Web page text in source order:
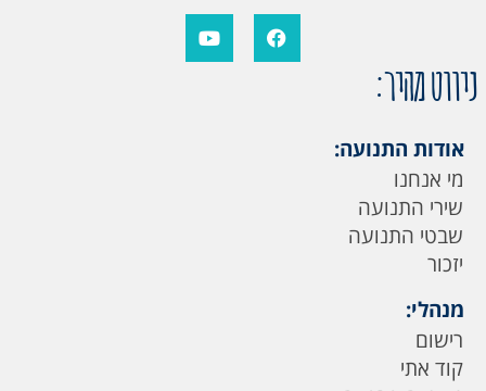
ניווט מהיר:
אודות התנועה:
מי אנחנו
שירי התנועה
שבטי התנועה
יזכור
מנהלי:
רישום
קוד אתי